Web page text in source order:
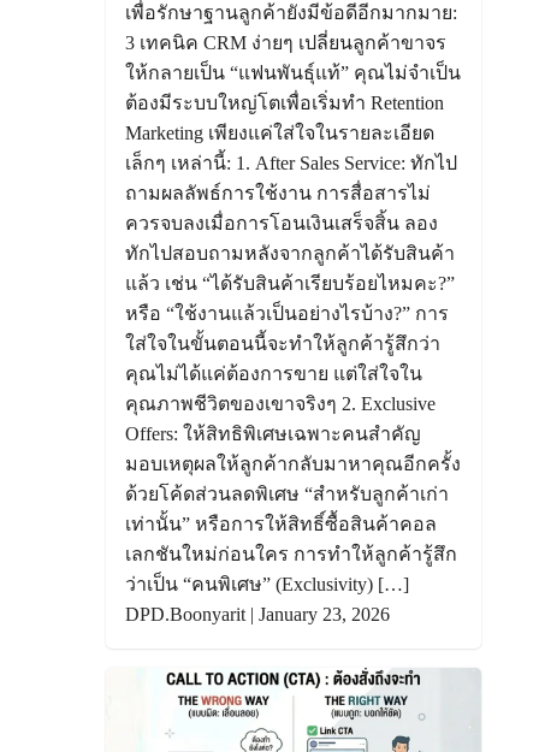
เพื่อรักษาฐานลูกค้ายังมีข้อดีอีกมากมาย:
3 เทคนิค CRM ง่ายๆ เปลี่ยนลูกค้าขาจร
ให้กลายเป็น “แฟนพันธุ์แท้” คุณไม่จำเป็น
ต้องมีระบบใหญ่โตเพื่อเริ่มทำ Retention
Marketing เพียงแค่ใส่ใจในรายละเอียด
เล็กๆ เหล่านี้: 1. After Sales Service: ทักไป
ถามผลลัพธ์การใช้งาน การสื่อสารไม่
ควรจบลงเมื่อการโอนเงินเสร็จสิ้น ลอง
ทักไปสอบถามหลังจากลูกค้าได้รับสินค้า
แล้ว เช่น “ได้รับสินค้าเรียบร้อยไหมคะ?”
หรือ “ใช้งานแล้วเป็นอย่างไรบ้าง?” การ
ใส่ใจในขั้นตอนนี้จะทำให้ลูกค้ารู้สึกว่า
คุณไม่ได้แค่ต้องการขาย แต่ใส่ใจใน
คุณภาพชีวิตของเขาจริงๆ 2. Exclusive
Offers: ให้สิทธิพิเศษเฉพาะคนสำคัญ
มอบเหตุผลให้ลูกค้ากลับมาหาคุณอีกครั้ง
ด้วยโค้ดส่วนลดพิเศษ “สำหรับลูกค้าเก่า
เท่านั้น” หรือการให้สิทธิ์ซื้อสินค้าคอล
เลกชันใหม่ก่อนใคร การทำให้ลูกค้ารู้สึก
ว่าเป็น “คนพิเศษ” (Exclusivity) […]
DPD.Boonyarit | January 23, 2026